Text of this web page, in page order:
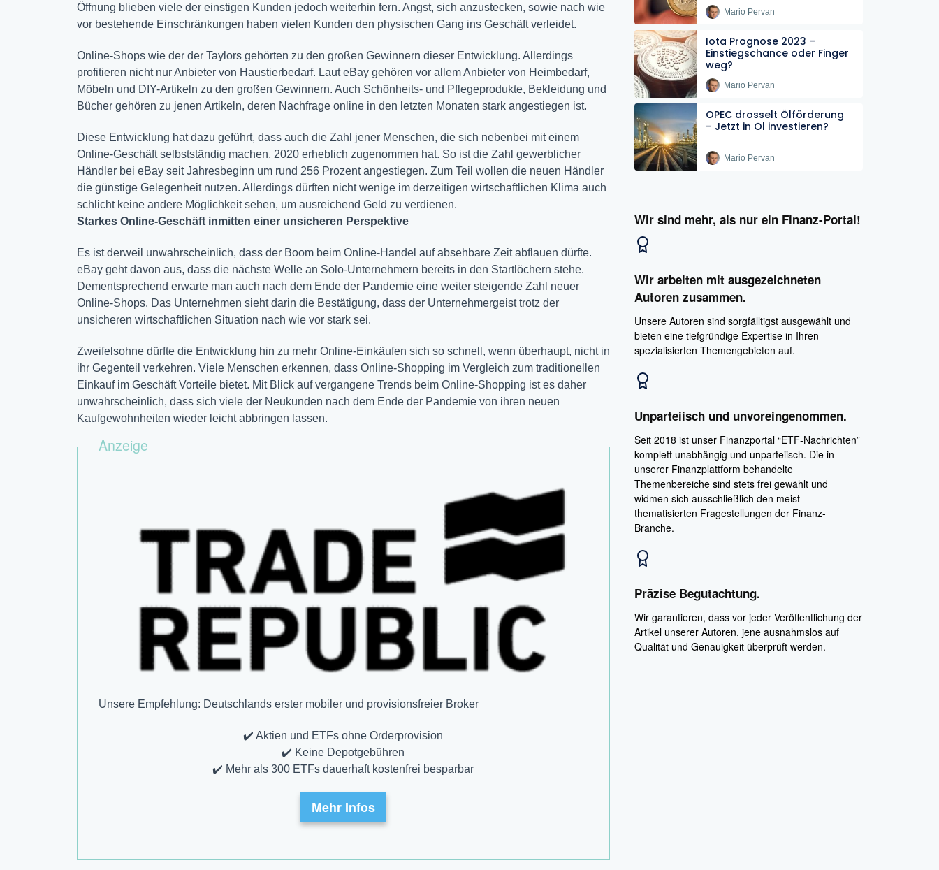
Öffnung blieben viele der einstigen Kunden jedoch weiterhin fern. Angst, sich anzustecken, sowie nach wie
vor bestehende Einschränkungen haben vielen Kunden den physischen Gang ins Geschäft verleidet.
Online-Shops wie der der Taylors gehörten zu den großen Gewinnern dieser Entwicklung. Allerdings
profitieren nicht nur Anbieter von Haustierbedarf. Laut eBay gehören vor allem Anbieter von Heimbedarf,
Möbeln und DIY-Artikeln zu den großen Gewinnern. Auch Schönheits- und Pflegeprodukte, Bekleidung und
Bücher gehören zu jenen Artikeln, deren Nachfrage online in den letzten Monaten stark angestiegen ist.
Diese Entwicklung hat dazu geführt, dass auch die Zahl jener Menschen, die sich nebenbei mit einem
Online-Geschäft selbstständig machen, 2020 erheblich zugenommen hat. So ist die Zahl gewerblicher
Händler bei eBay seit Jahresbeginn um rund 256 Prozent angestiegen. Zum Teil wollen die neuen Händler
die günstige Gelegenheit nutzen. Allerdings dürften nicht wenige im derzeitigen wirtschaftlichen Klima auch
schlicht keine andere Möglichkeit sehen, um ausreichend Geld zu verdienen.
Starkes Online-Geschäft inmitten einer unsicheren Perspektive
Es ist derweil unwahrscheinlich, dass der Boom beim Online-Handel auf absehbare Zeit abflauen dürfte.
eBay geht davon aus, dass die nächste Welle an Solo-Unternehmern bereits in den Startlöchern stehe.
Dementsprechend erwarte man auch nach dem Ende der Pandemie eine weiter steigende Zahl neuer
Online-Shops. Das Unternehmen sieht darin die Bestätigung, dass der Unternehmergeist trotz der
unsicheren wirtschaftlichen Situation nach wie vor stark sei.
Zweifelsohne dürfte die Entwicklung hin zu mehr Online-Einkäufen sich so schnell, wenn überhaupt, nicht in
ihr Gegenteil verkehren. Viele Menschen erkennen, dass Online-Shopping im Vergleich zum traditionellen
Einkauf im Geschäft Vorteile bietet. Mit Blick auf vergangene Trends beim Online-Shopping ist es daher
unwahrscheinlich, dass sich viele der Neukunden nach dem Ende der Pandemie von ihren neuen
Kaufgewohnheiten wieder leicht abbringen lassen.
Anzeige
Unsere Empfehlung: Deutschlands erster mobiler und provisions­freier Broker
✔️ Aktien und ETFs ohne Orderprovision
✔️ Keine Depotgebühren
✔️ Mehr als 300 ETFs dauerhaft kostenfrei besparbar
Mehr Infos
Mario Pervan
Iota Prognose 2023 –
Einstiegschance oder Finger
weg?
Mario Pervan
OPEC drosselt Ölförderung
– Jetzt in Öl investieren?
Mario Pervan
Wir sind mehr, als nur ein Finanz-Portal!
Wir arbeiten mit ausgezeichneten
Autoren zusammen.
Unsere Autoren sind sorgfälltigst ausgewählt und
bieten eine tiefgründige Expertise in Ihren
spezialisierten Themengebieten auf.
Unparteiisch und unvoreingenommen.
Seit 2018 ist unser Finanzportal “ETF-Nachrichten”
komplett unabhängig und unparteiisch. Die in
unserer Finanzplattform behandelte
Themenbereiche sind stets frei gewählt und
widmen sich ausschließlich den meist
thematisierten Fragestellungen der Finanz-
Branche.
Präzise Begutachtung.
Wir garantieren, dass vor jeder Veröffentlichung der
Artikel unserer Autoren, jene ausnahmslos auf
Qualität und Genauigkeit überprüft werden.